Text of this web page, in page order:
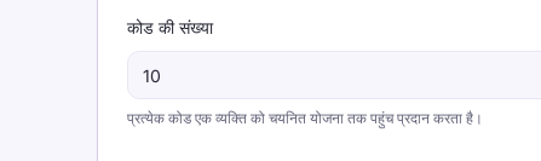
कोड की संख्या
प्रत्येक कोड एक व्यक्ति को चयनित योजना तक पहुंच प्रदान करता है।